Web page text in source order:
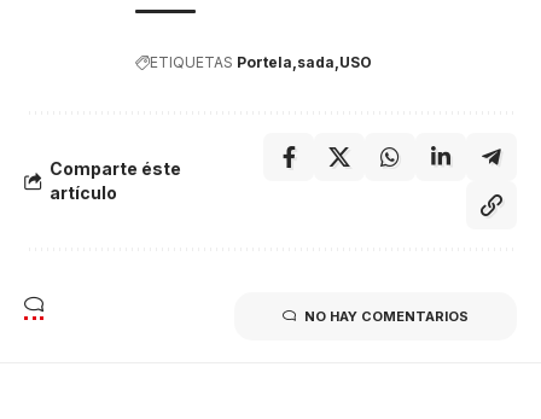
ETIQUETAS Portela sada USO
Comparte éste
artículo
NO HAY COMENTARIOS